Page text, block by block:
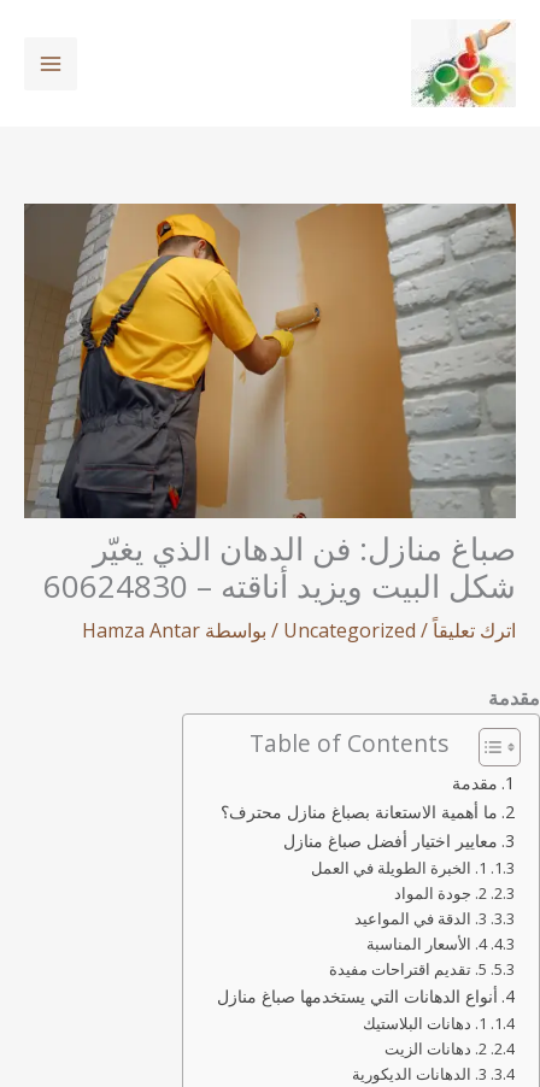
تخطي
المحتوى
صباغ منازل: فن الدهان الذي يغيّر
شكل البيت ويزيد أناقته – 60624830
اترك تعليقاً/
Uncategorized / بواسطة Hamza Antar
مقدمة
Table of Contents
مقدمة
ما أهمية الاستعانة بصباغ منازل محترف؟
معايير اختيار أفضل صباغ منازل
1. الخبرة الطويلة في العمل
2. جودة المواد
3. الدقة في المواعيد
4. الأسعار المناسبة
5. تقديم اقتراحات مفيدة
أنواع الدهانات التي يستخدمها صباغ منازل
1. دهانات البلاستيك
2. دهانات الزيت
3. الدهانات الديكورية